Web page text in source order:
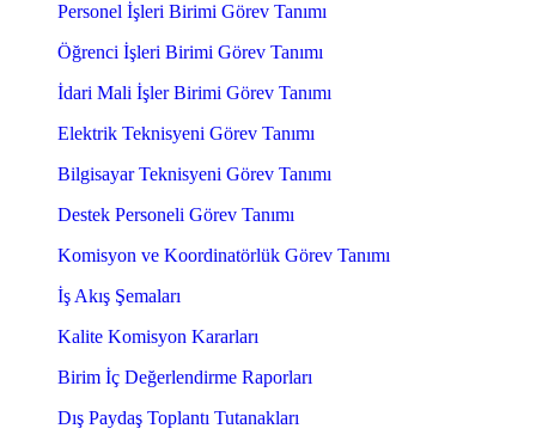
Personel İşleri Birimi Görev Tanımı
Öğrenci İşleri Birimi Görev Tanımı
İdari Mali İşler Birimi Görev Tanımı
Elektrik Teknisyeni Görev Tanımı
Bilgisayar Teknisyeni Görev Tanımı
Destek Personeli Görev Tanımı
Komisyon ve Koordinatörlük Görev Tanımı
İş Akış Şemaları
Kalite Komisyon Kararları
Birim İç Değerlendirme Raporları
Dış Paydaş Toplantı Tutanakları